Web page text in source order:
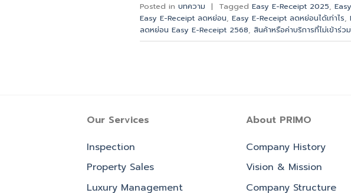
Posted in บทความ | Tagged Easy E-Receipt 2025,
Easy E-Receipt ลดหย่อน, Easy E-Receipt ลดหย่อนได้เท่าไร,
ลดหย่อน Easy E-Receipt 2568, สินค้าหรือค่าบริการที่ไม่เข้าร่
Our Services
Inspection
Property Sales
Luxury Management
About PRIMO
Company History
Vision & Mission
Company Structure